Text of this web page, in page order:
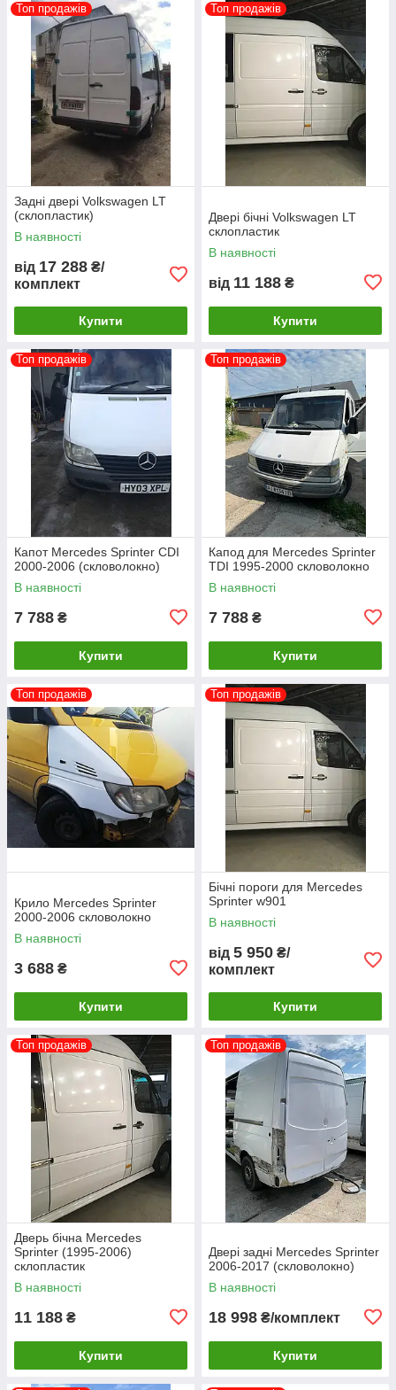
Топ продажів
Задні двері Volkswagen LT
(склопластик)
В наявності
від 17 288 ₴/
комплект
Купити
Топ продажів
Двері бічні Volkswagen LT
склопластик
В наявності
від 11 188 ₴
Купити
Топ продажів
Капот Mercedes Sprinter CDI
2000-2006 (скловолокно)
В наявності
7 788 ₴
Купити
Топ продажів
Капод для Mercedes Sprinter
TDI 1995-2000 скловолокно
В наявності
7 788 ₴
Купити
Топ продажів
Крило Mercedes Sprinter
2000-2006 скловолокно
В наявності
3 688 ₴
Купити
Топ продажів
Бічні пороги для Mercedes
Sprinter w901
В наявності
від 5 950 ₴/
комплект
Купити
Топ продажів
Дверь бічна Mercedes
Sprinter (1995-2006)
склопластик
В наявності
11 188 ₴
Купити
Топ продажів
Двері задні Mercedes Sprinter
2006-2017 (скловолокно)
В наявності
18 998 ₴/комплект
Купити